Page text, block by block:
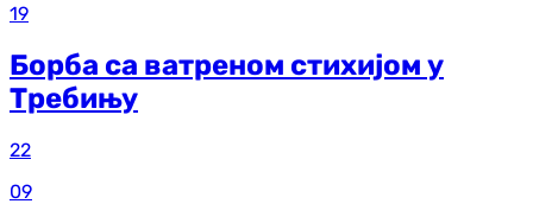
19
Борба са ватреном стихијом у
Требињу
22
09